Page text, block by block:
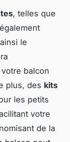
, telles que
le
balcon
plus, des kits
les petits
votre
de la